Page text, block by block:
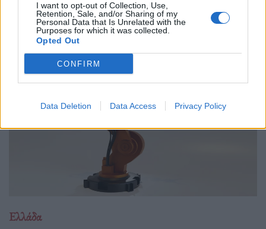
I want to opt-out of Collection, Use,
Retention, Sale, and/or Sharing of my
Personal Data that Is Unrelated with the
Purposes for which it was collected.
Opted Out
CONFIRM
Data Deletion Data Access Privacy Policy
υπάλληλοι, ταξιτζήδες και ναυτεργάτες συμμετέχουν στη
σημερινή πανελλαδική κινητοποίηση, που μπλοκάρει
μεταφορές και υπηρεσίες. Στο επίκεντρο των
Ελλάδα